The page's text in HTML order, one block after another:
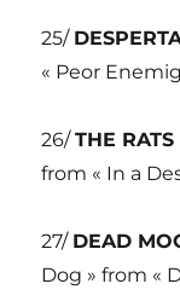
25/
« Peor
26/THE RATS
from « In a
27/ DEAD
Dog » from «